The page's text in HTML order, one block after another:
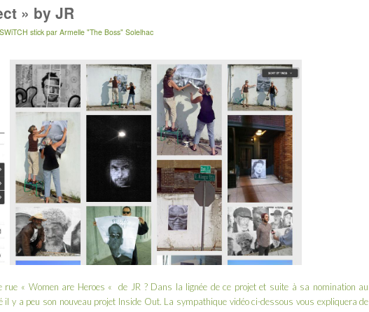
» by JR
SWiTCH stick par Armelle "The Boss" Solelhac
rue « Women are Heroes « de JR ? Dans la lignée de ce projet et suite à sa nomination au
y a peu son nouveau projet Inside Out. La sympathique vidéo ci-dessous vous expliquera de